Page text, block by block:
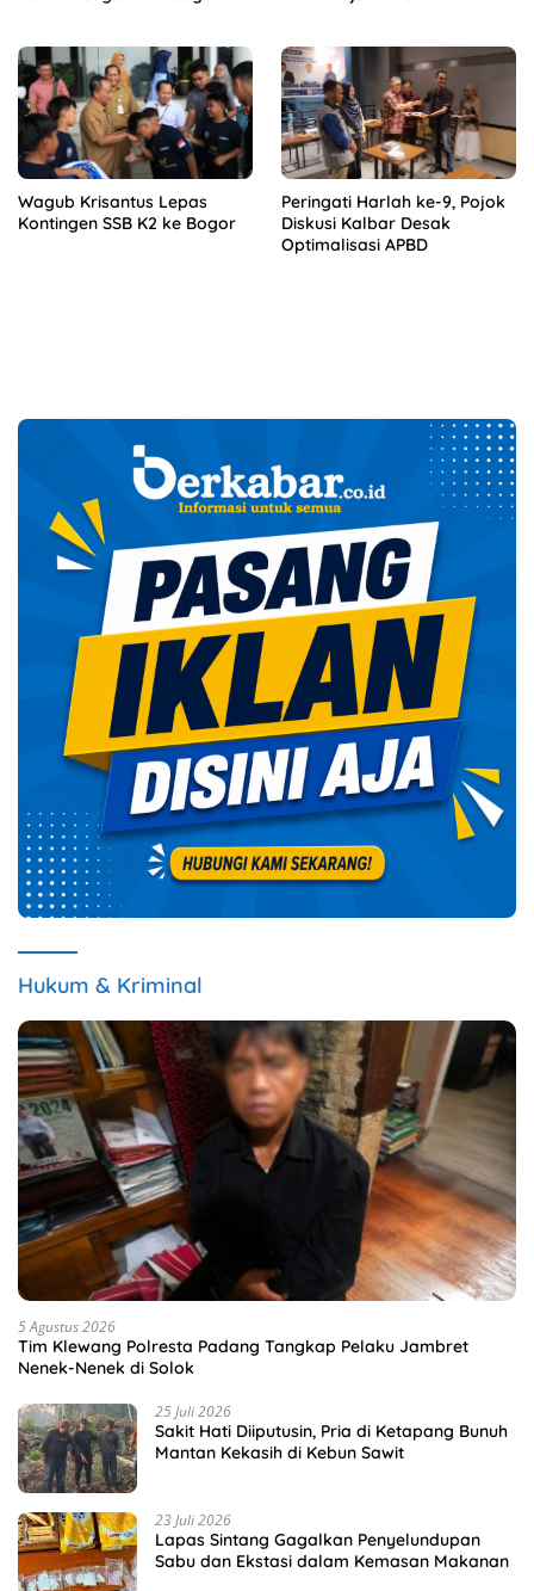
Wagub Krisantus Lepas
Kontingen SSB K2 ke Bogor
Peringati Harlah ke-9, Pojok
Diskusi Kalbar Desak
Optimalisasi APBD
Hukum & Kriminal
5 Agustus 2026
Tim Klewang Polresta Padang Tangkap Pelaku Jambret
Nenek-Nenek di Solok
25 Juli 2026
Sakit Hati Diiputusin, Pria di Ketapang Bunuh
Mantan Kekasih di Kebun Sawit
23 Juli 2026
Lapas Sintang Gagalkan Penyelundupan
Sabu dan Ekstasi dalam Kemasan Makanan